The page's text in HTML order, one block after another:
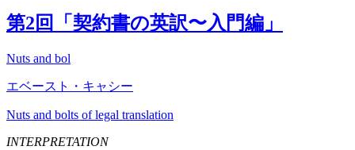
第2回「契約書の英訳〜入門編」
Nuts and bol
エベースト・キャシー
Nuts and bolts of legal translation
INTERPRETATION